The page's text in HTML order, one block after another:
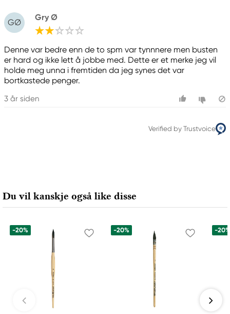
GØ
Gry Ø
Denne var bedre enn de to spm var tynnnere men busten
er hard og ikke lett å jobbe med. Dette er et merke jeg vil
holde meg unna i fremtiden da jeg synes det var
bortkastede penger.
3 år siden
Verified by Trustvoice
Du vil kanskje også like disse
-20% -20% -